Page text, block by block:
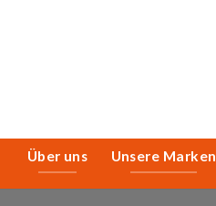
Über uns Unsere Marken